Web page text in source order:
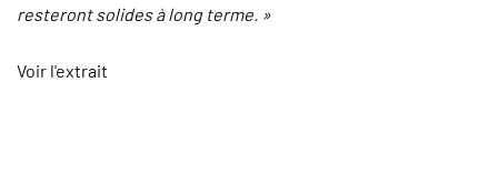
resteront solides à long terme. »
Voir l'extrait